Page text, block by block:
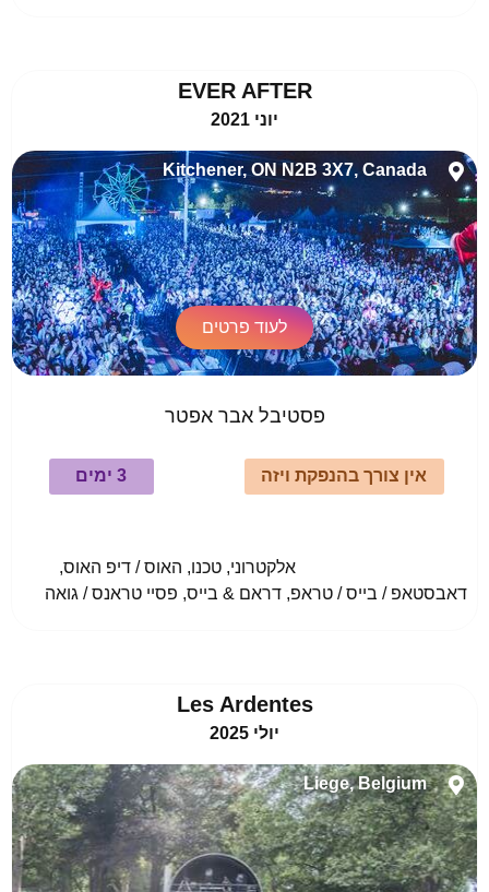
EVER AFTER
יוני 2021
Kitchener, ON N2B 3X7, Canada
לעוד פרטים
פסטיבל אבר אפטר
אין צורך בהנפקת ויזה 3 ימים
				אלקטרוני, טכנו, האוס / דיפ האוס,
דאבסטאפ / בייס / טראפ, דראם & בייס, פסיי טראנס / גואה
Les Ardentes
יולי 2025
Liege, Belgium